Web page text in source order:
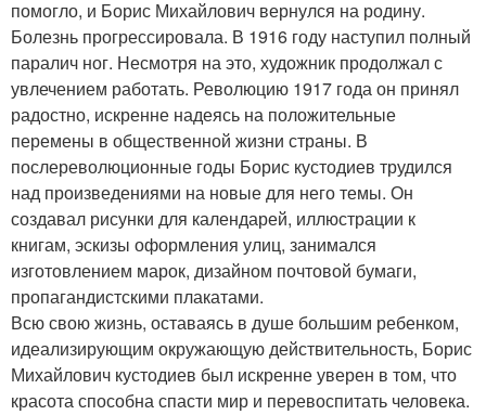
помогло, и Борис Михайлович вернулся на родину.
Болезнь прогрессировала. В 1916 году наступил полный
паралич ног. Несмотря на это, художник продолжал с
увлечением работать. Революцию 1917 года он принял
радостно, искренне надеясь на положительные
перемены в общественной жизни страны. В
послереволюционные годы Борис кустодиев трудился
над произведениями на новые для него темы. Он
создавал рисунки для календарей, иллюстрации к
книгам, эскизы оформления улиц, занимался
изготовлением марок, дизайном почтовой бумаги,
пропагандистскими плакатами.
Всю свою жизнь, оставаясь в душе большим ребенком,
идеализирующим окружающую действительность, Борис
Михайлович кустодиев был искренне уверен в том, что
красота способна спасти мир и перевоспитать человека.